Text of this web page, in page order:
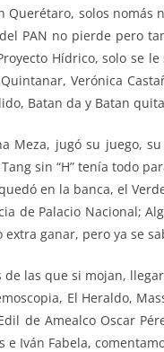
Querétaro, solos
PAN no pierde pero
Hídrico, solo se
Verónica
Batan da y Batan
Meza, jugó su juego,
sin “H” tenía todo
en la banca, el
de Palacio Nacional;
ganar, pero ya se
de las que si mojan,
El Heraldo,
de Amealco Oscar
e Iván Fabela,